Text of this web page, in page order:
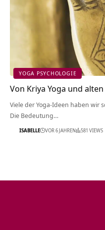
YOGA PSYCHOLOGIE
Von Kriya Yoga und
Viele der Yoga-Ideen haben wir
Die Bedeutung…
ISABELLE VOR 6 JAHREN 581 VIEWS